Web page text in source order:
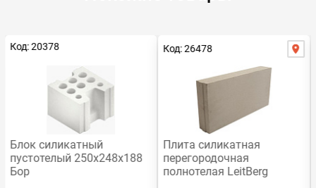
Код: 20378
Блок силикатный
пустотелый 250x248x188
Бор
Код: 26478
Плита силикатная
перегородочная
полнотелая LeitBerg